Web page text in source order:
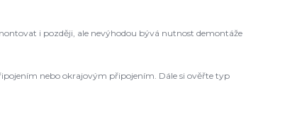
i později, ale nevýhodou bývá nutnost demontáže
nebo okrajovým připojením. Dále si ověřte typ